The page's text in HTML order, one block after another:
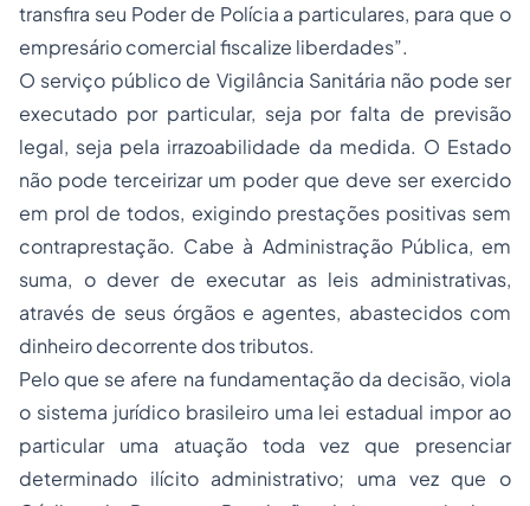
transfira seu Poder de Polícia a particulares, para que o
empresário comercial fiscalize liberdades”.
O serviço público de Vigilância Sanitária não pode ser
executado por particular, seja por falta de previsão
legal, seja pela irrazoabilidade da medida. O Estado
não pode terceirizar um poder que deve ser exercido
em prol de todos, exigindo prestações positivas sem
contraprestação. Cabe à Administração Pública, em
suma, o dever de executar as leis administrativas,
através de seus órgãos e agentes, abastecidos com
dinheiro decorrente dos tributos.
Pelo que se afere na fundamentação da decisão, viola
o sistema jurídico brasileiro uma lei estadual impor ao
particular uma atuação toda vez que presenciar
determinado ilícito administrativo; uma vez que o